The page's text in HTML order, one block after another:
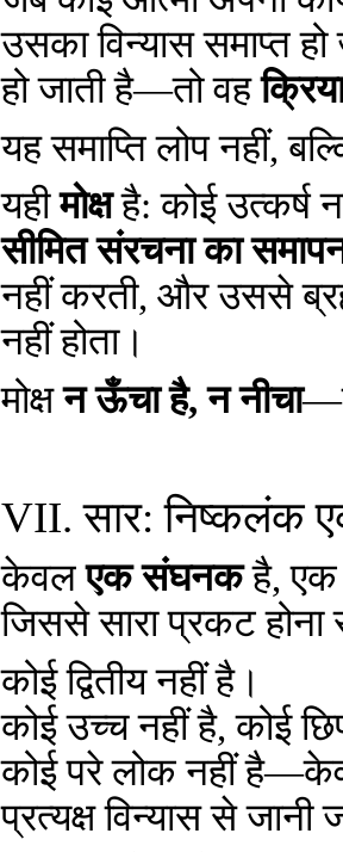
उसका विन्यास समाप्त
हो जाती है—तो वह
यह समाप्ति लोप नहीं,
यही मोक्ष है: कोई उत्कर्ष
सीमित संरचना का
नहीं करती,और उससे
नहीं होता।
मोक्ष न ऊँचा है,न नीचा—
VII.सार: निष्कलंक
केवल एक संघनक है,एक
जिससे सारा प्रकट होना
कोई द्वितीय नहीं है।
कोई उच्च नहीं है,कोई
कोई परे लोक नहीं
प्रत्यक्ष विन्यास से जानी